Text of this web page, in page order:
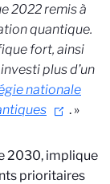
2022 remis à
quantique.
fort, ainsi
plus d’un
nationale
. »
2030, implique
prioritaires